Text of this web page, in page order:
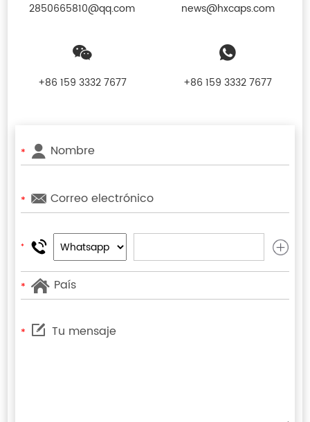
2850665810@qq.com news@hxcaps.com
+86 159 3332 7677 +86 159 3332 7677
*
*
*
*
*